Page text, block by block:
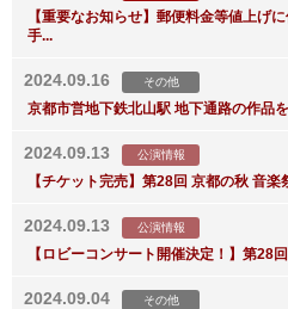
【重要なお知らせ】郵便料金等値上げ
手...
2024.09.16 その他
京都市営地下鉄北山駅 地下通路の作品
2024.09.13 公演情報
【チケット完売】第28回 京都の秋 音楽
2024.09.13 公演情報
【ロビーコンサート開催決定！】第28
2024.09.04 その他